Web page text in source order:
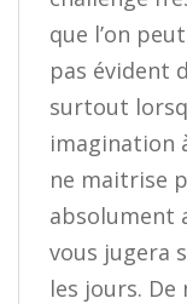
que l’on
pas évident
surtout
imagination
ne maitrise
absolument
vous jugera
les jours.